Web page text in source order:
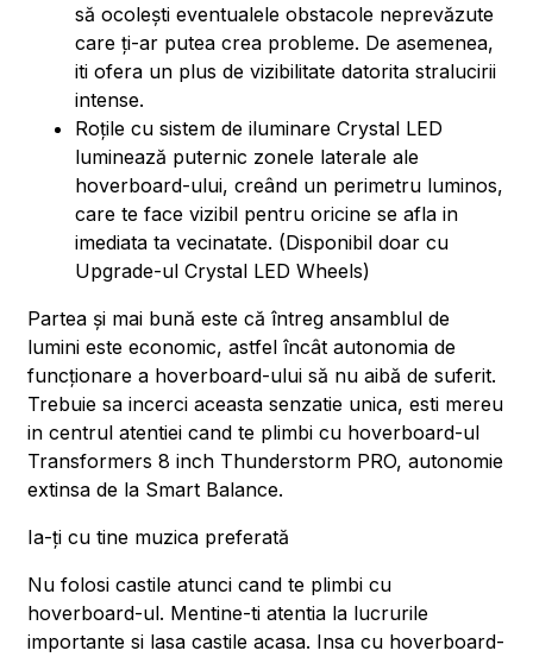
să ocolești eventualele obstacole neprevăzute
care ți-ar putea crea probleme. De asemenea,
iti ofera un plus de vizibilitate datorita stralucirii
intense.
Roțile cu sistem de iluminare Crystal LED
luminează puternic zonele laterale ale
hoverboard-ului, creând un perimetru luminos,
care te face vizibil pentru oricine se afla in
imediata ta vecinatate. (Disponibil doar cu
Upgrade-ul Crystal LED Wheels)
Partea și mai bună este că întreg ansamblul de
lumini este economic, astfel încât autonomia de
funcționare a hoverboard-ului să nu aibă de suferit.
Trebuie sa incerci aceasta senzatie unica, esti mereu
in centrul atentiei cand te plimbi cu hoverboard-ul
Transformers 8 inch Thunderstorm PRO, autonomie
extinsa de la Smart Balance.
Ia-ți cu tine muzica preferată
Nu folosi castile atunci cand te plimbi cu
hoverboard-ul. Mentine-ti atentia la lucrurile
importante si lasa castile acasa. Insa cu hoverboard-